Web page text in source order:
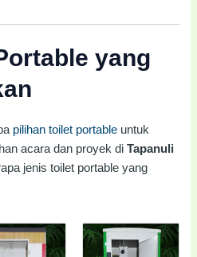
yang
pilihan toilet portable untuk
acara dan proyek diTapanuli
jenis toilet portable yang